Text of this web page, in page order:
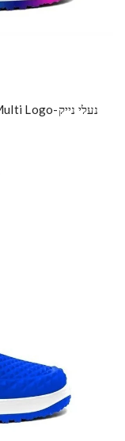
נעלי נייק-NIKE AIR LF1 DUCKBOOT – Pink & Multi Logo